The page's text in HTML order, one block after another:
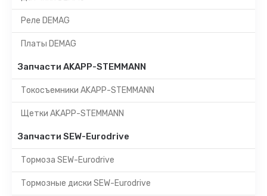
Реле DEMAG
Платы DEMAG
Запчасти AKAPP-STEMMANN
Токосъемники AKAPP-STEMMANN
Щетки AKAPP-STEMMANN
Запчасти SEW-Eurodrive
Тормоза SEW-Eurodrive
Тормозные диски SEW-Eurodrive